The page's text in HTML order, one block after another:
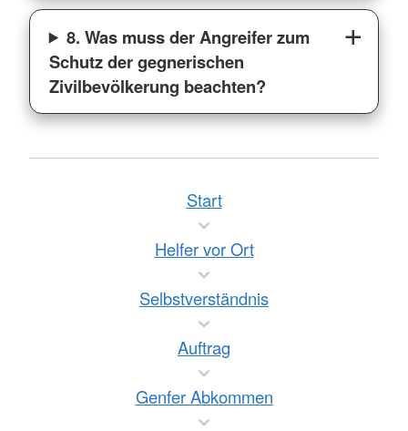
8. Was muss der Angreifer zum
Schutz der gegnerischen
Zivilbevölkerung beachten?
Start
Helfer vor Ort
Selbstverständnis
Auftrag
Genfer Abkommen